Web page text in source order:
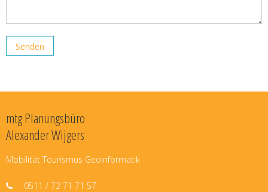
mtg Planungsbüro
Alexander Wijgers
Mobilität Tourismus Geoinformatik
0511 / 72 71 71 57